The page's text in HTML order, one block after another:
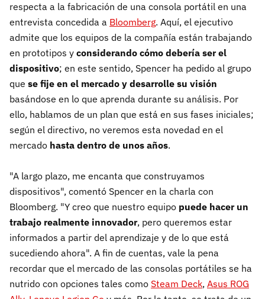
respecta a la fabricación de una consola portátil en una
entrevista concedida a Bloomberg. Aquí, el ejecutivo
admite que los equipos de la compañía están trabajando
en prototipos y considerando cómo debería ser el
dispositivo; en este sentido, Spencer ha pedido al grupo
que se fije en el mercado y desarrolle su visión
basándose en lo que aprenda durante su análisis. Por
ello, hablamos de un plan que está en sus fases iniciales;
según el directivo, no veremos esta novedad en el
mercado hasta dentro de unos años.
"A largo plazo, me encanta que construyamos
dispositivos", comentó Spencer en la charla con
Bloomberg. "Y creo que nuestro equipo puede hacer un
trabajo realmente innovador, pero queremos estar
informados a partir del aprendizaje y de lo que está
sucediendo ahora". A fin de cuentas, vale la pena
recordar que el mercado de las consolas portátiles se ha
nutrido con opciones tales como Steam Deck, Asus ROG